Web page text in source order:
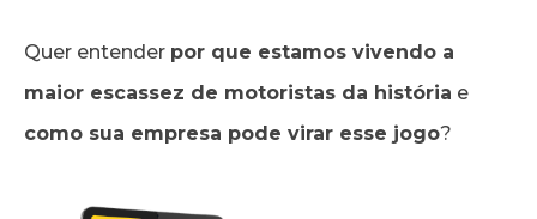
Quer entender por que estamos vivendo a
maior escassez de motoristas da história e
como sua empresa pode virar esse jogo?